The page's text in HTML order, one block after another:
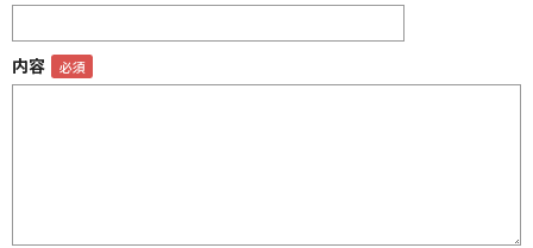
内容